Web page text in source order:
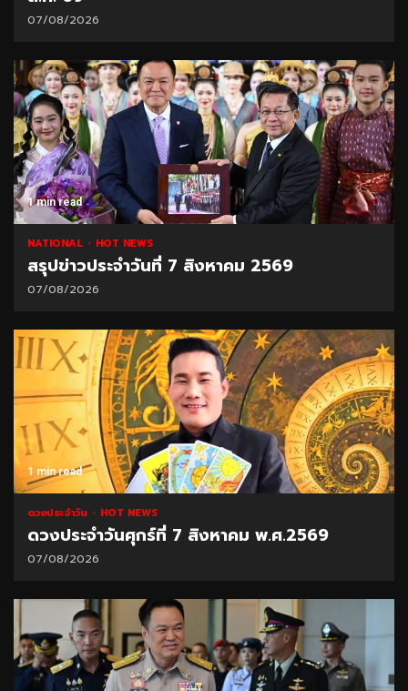
07/08/2026
1 min read
NATIONAL HOT NEWS
สรุปข่าวประจำวันที่ 7 สิงหาคม 2569
07/08/2026
1 min read
ดวงประจำวัน HOT NEWS
ดวงประจำวันศุกร์ที่ 7 สิงหาคม พ.ศ.2569
07/08/2026